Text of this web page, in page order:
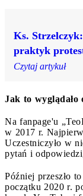
Ks. Strzelczyk:
praktyk
Czytaj artykuł
Jak to wyglądało
Na fanpage'u
w 2017 r.
Uczestniczyło w
pytań i
Później przeszło
początku 2020 r.